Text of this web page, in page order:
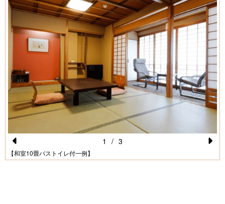
宿泊予約
お部屋タイプから予約
空室カレンダーから予約
日帰り予約
ご予約の確認・キャンセル
Pr
【和室10畳バストイレ付一例】
1 / 3